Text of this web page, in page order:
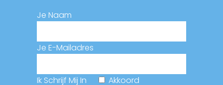
Je Naam
Je E-Mailadres
Ik Schrijf Mij In Akkoord